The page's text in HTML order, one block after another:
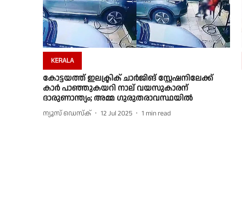
KERALA
കോട്ടയത്ത് ഇലക്ട്രിക് ചാർജിങ് സ്റ്റേഷനിലേക്ക്
കാർ പാഞ്ഞുകയറി നാല് വയസുകാരന്
ദാരുണാന്ത്യം; അമ്മ ഗുരുതരാവസ്ഥയിൽ
ന്യൂസ് ഡെസ്ക് 12 Jul 2025 1 min read